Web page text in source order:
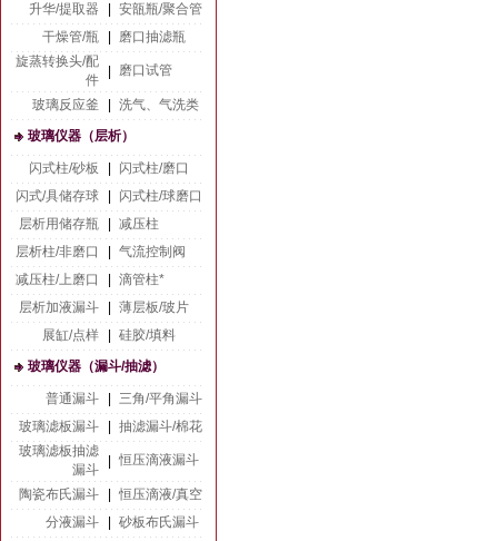
升华/提取器
安瓿瓶/聚合管
干燥管/瓶
磨口抽滤瓶
旋蒸转换头/配
件
磨口试管
玻璃反应釜
洗气、气洗类
玻璃仪器（层析）
闪式柱/砂板
闪式柱/磨口
闪式/具储存球
闪式柱/球磨口
层析用储存瓶
减压柱
层析柱/非磨口
气流控制阀
减压柱/上磨口
滴管柱*
层析加液漏斗
薄层板/玻片
展缸/点样
硅胶/填料
玻璃仪器（漏斗/抽滤）
普通漏斗
三角/平角漏斗
玻璃滤板漏斗
抽滤漏斗/棉花
玻璃滤板抽滤
漏斗
恒压滴液漏斗
陶瓷布氏漏斗
恒压滴液/真空
分液漏斗
砂板布氏漏斗